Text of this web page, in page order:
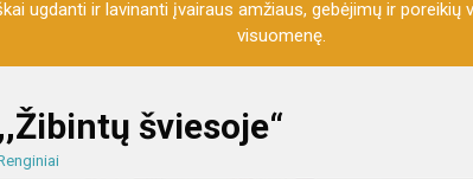
ugdanti ir lavinanti įvairaus amžiaus, gebėjimų ir
visuomenę.
šviesoje“